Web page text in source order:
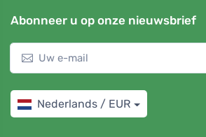
Abonneer u op onze nieuwsbrief
Nederlands / EUR